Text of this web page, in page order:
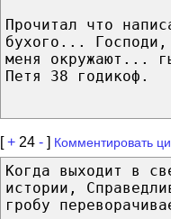
Прочитал что
бухого... Господи,
меня окружают...
Петя 38 годикоф.
[+ 24 - ] Комментировать
Когда выходит в
истории,
гробу